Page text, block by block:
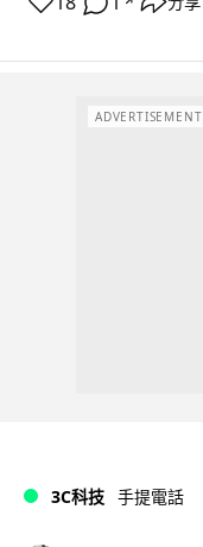
ADVERTISEMENT
3C科技 手提電話